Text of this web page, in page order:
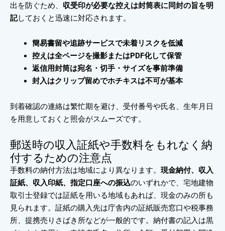
出を防ぐため、 収受印が必要な控えは封筒表に同封の旨を明
記しておくと迅速に対応されます。
簡易書留や追跡サービスで未着リスクを低減
控えは全ページを撮影またはPDF化して保管
返信用封筒は宛名・切手・サイズを事前準備
封入はクリップ留めでホチキスは不可が基本
到着確認の連絡は繁忙期を避け、受付番号や氏名、生年月日
を用意しておくと照会がスムーズです。
郵送時の収入証紙や手数料をもれなく納
付するための注意点
手数料の納付方法は地域により異なります。 現金納付、収入
証紙、収入印紙、指定口座への振込のいずれかで、宅地建物
取引士登録では証紙を用いる地域もあれば、現金のみの所も
見られます。証紙の購入先は庁舎内の証紙販売窓口や税事務
所、提携売りさばき所などが一般的です。納付書の記入は黒